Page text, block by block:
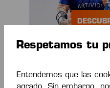
Respetamos tu
Entendemos que las